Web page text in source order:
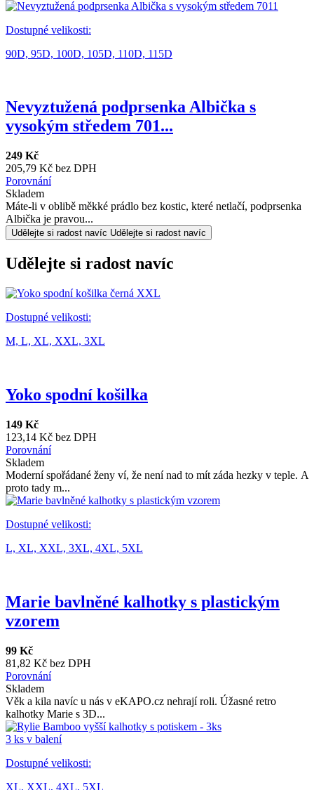
Dostupné velikosti:
90D, 95D, 100D, 105D, 110D, 115D
Nevyztužená podprsenka Albička s
vysokým středem 701...
249 Kč
205,79 Kč bez DPH
Porovnání
Skladem
Máte-li v oblibě měkké prádlo bez kostic, které netlačí, podprsenka
Albička je pravou...
Udělejte si radost navíc Udělejte si radost navíc
Udělejte si radost navíc
Dostupné velikosti:
M, L, XL, XXL, 3XL
Yoko spodní košilka
149 Kč
123,14 Kč bez DPH
Porovnání
Skladem
Moderní spořádané ženy ví, že není nad to mít záda hezky v teple. A
proto tady m...
Dostupné velikosti:
L, XL, XXL, 3XL, 4XL, 5XL
Marie bavlněné kalhotky s plastickým
vzorem
99 Kč
81,82 Kč bez DPH
Porovnání
Skladem
Věk a kila navíc u nás v eKAPO.cz nehrají roli. Úžasné retro
kalhotky Marie s 3D...
3 ks v balení
Dostupné velikosti:
XL, XXL, 4XL, 5XL